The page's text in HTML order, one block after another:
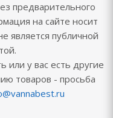
предварительного
на сайте носит
является публичной
или у вас есть другие
товаров - просьба